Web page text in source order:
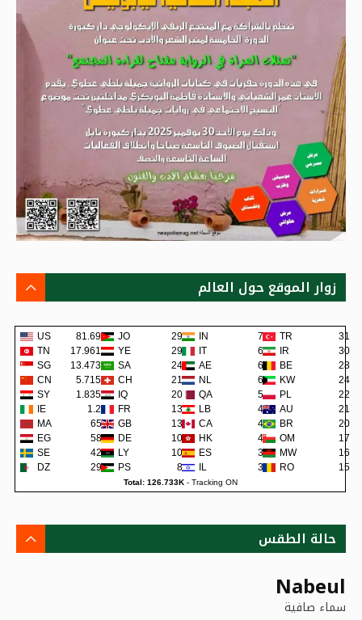
زوار الموقع حول العالم
US 81.69K JO 293 IN 74 TR
31
TN
17.961K YE 291 IT 62 IR
30
SG
13.473K SA 243 AE 62 BE
28
CN
5.715K CH 219 NL 60 KW
24
SY
1.835K IQ 202 QA 57 PL
22
IE
1.2K FR 138 LB 48 AU
21
MA
659 GB 135 CA 45 BR
20
EG
581 DE 109 HK 42 OM
17
SE
422 LY 105 ES 38 MW
16
DZ
299 PS 80 IL 36 RO 15
Total: 126.733K- Tracking ON
حالة الطقس
Nabeul
سماء صافية